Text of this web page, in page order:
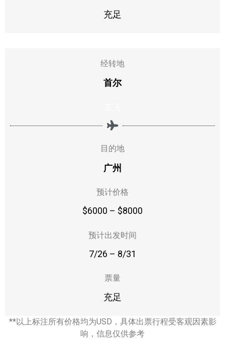
充足
经转地
首尔
目的地
广州
预计价格
$6000 – $8000
预计出发时间
7/26 – 8/31
票量
充足
**以上标注所有价格均为USD，具体出票行程受客观因素影
响，信息仅供参考